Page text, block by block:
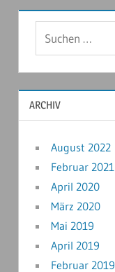
ARCHIV
August 2022
Februar 2021
April 2020
März 2020
Mai 2019
April 2019
Februar 2019